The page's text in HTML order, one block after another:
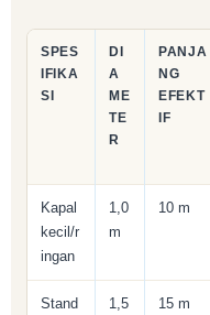
SPES
IFIKA
SI
DI
A
ME
TE
R
PANJA
NG
EFEKT
IF
Kapal
kecil/r
ingan
1,0
m
10 m
Stand
1,5
15 m